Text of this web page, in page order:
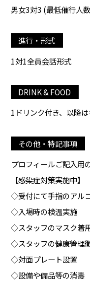
男女3対3 (最低催行人
進行・形式
1対1全員会話形式
DRINK & FOOD
1ドリンク付き、以降
その他・特記事項
プロフィールご記入用
【感染症対策実施中】
◇受付にて手指のアル
◇入場時の検温実施
◇スタッフのマスク着
◇スタッフの健康管理
◇対面プレート設置
◇設備や備品等の消毒